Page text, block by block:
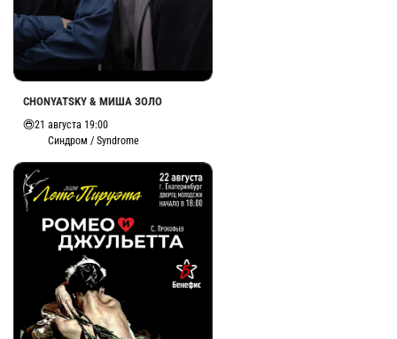
CHONYATSKY & МИША ЗОЛО
21 августа 19:00
Синдром / Syndrome